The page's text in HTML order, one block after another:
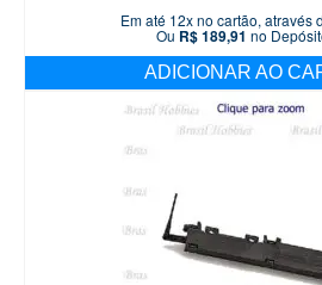
era:
R$
Em até 12x no cartão, através
Ou R$189,91 no
ADICIONAR AO